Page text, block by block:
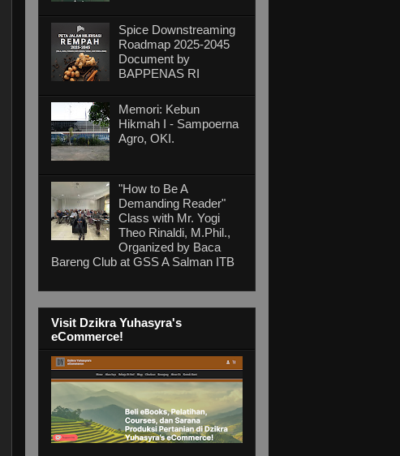
Spice Downstreaming
Roadmap 2025-2045
Document by
BAPPENAS RI
Memori: Kebun
Hikmah I - Sampoerna
Agro, OKI.
"How to Be A
Demanding Reader"
Class with Mr. Yogi
Theo Rinaldi, M.Phil.,
Organized by Baca
Bareng Club at GSS A Salman ITB
Visit Dzikra Yuhasyra's
eCommerce!